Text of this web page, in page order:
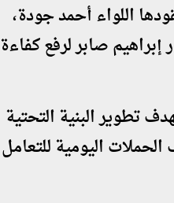
اللواء أحمد جودة،
صابر لرفع كفاءة
تطوير البنية التحتية
اليومية للتعامل